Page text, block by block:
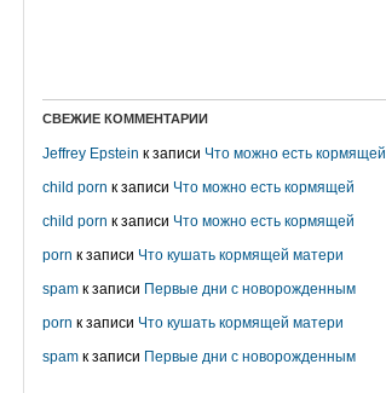
СВЕЖИЕ КОММЕНТАРИИ
Jeffrey Epstein к записи Что можно есть кормящей
child porn к записи Что можно есть кормящей
child porn к записи Что можно есть кормящей
porn к записи Что кушать кормящей матери
spam к записи Первые дни с новорожденным
porn к записи Что кушать кормящей матери
spam к записи Первые дни с новорожденным